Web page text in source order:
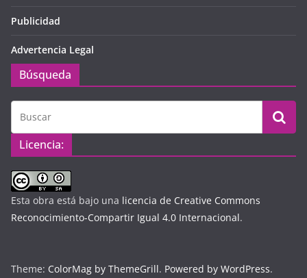
Publicidad
Advertencia Legal
Búsqueda
Licencia:
Esta obra está bajo una licencia de Creative Commons
Reconocimiento-Compartir Igual 4.0 Internacional.
Theme: ColorMag by ThemeGrill. Powered by WordPress.